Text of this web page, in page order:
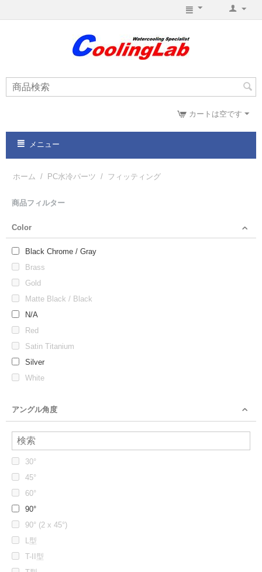
カートは空です
メニュー
ホーム / PC水冷パーツ / フィッティング
商品フィルター
Color
Black Chrome / Gray
Brass
Gold
Matte Black / Black
N/A
Red
Satin Titanium
Silver
White
アングル角度
30°
45°
60°
90°
90° (2 x 45°)
L型
T-II型